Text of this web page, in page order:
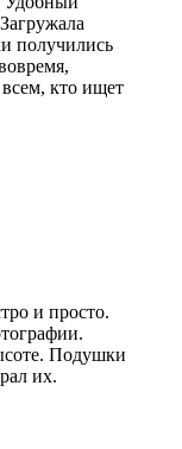
получились
кто ищет
и просто.
Подушки
их.